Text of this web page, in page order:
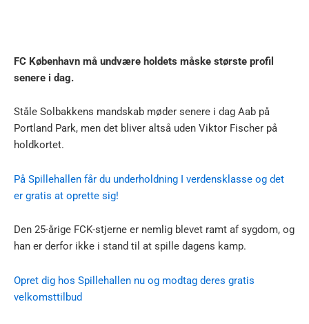
FC København må undvære holdets måske største profil
senere i dag.
Ståle Solbakkens mandskab møder senere i dag Aab på
Portland Park, men det bliver altså uden Viktor Fischer på
holdkortet.
På Spillehallen får du underholdning I verdensklasse og det
er gratis at oprette sig!
Den 25-årige FCK-stjerne er nemlig blevet ramt af sygdom, og
han er derfor ikke i stand til at spille dagens kamp.
Opret dig hos Spillehallen nu og modtag deres gratis
velkomsttilbud